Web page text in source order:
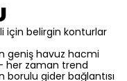
için belirgin konturlar
geniş havuz hacmi
her zaman trend
gider bağlantısı